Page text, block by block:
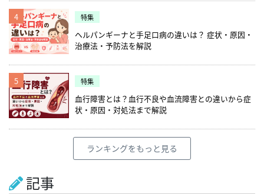
4 特集
ヘルパンギーナと手足口病の違いは？ 症状・原因・
治療法・予防法を解説
5 特集
血行障害とは？血行不良や血流障害との違いから症
状・原因・対処法まで解説
ランキングをもっと見る
記事